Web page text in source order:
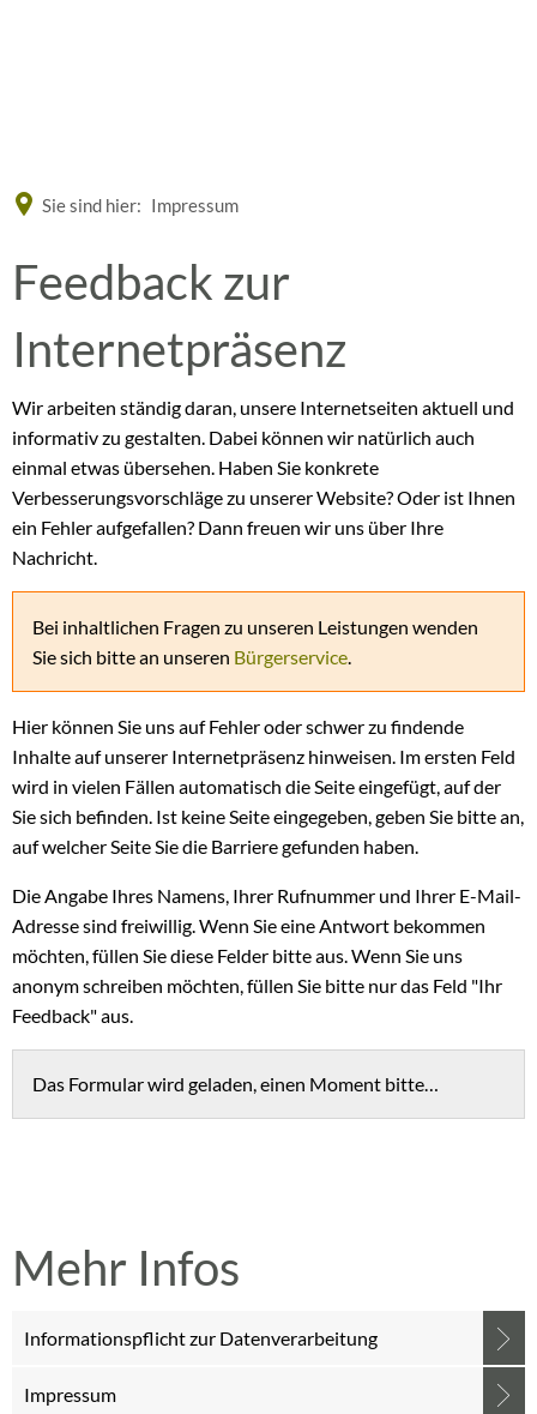
Sie sind hier: Impressum
Feedback
zur
Internetseite
Feedback zur
Internetpräsenz
Wir arbeiten ständig daran, unsere Internetseiten aktuell und
informativ zu gestalten. Dabei können wir natürlich auch
einmal etwas übersehen. Haben Sie konkrete
Verbesserungsvorschläge zu unserer Website? Oder ist Ihnen
ein Fehler aufgefallen? Dann freuen wir uns über Ihre
Nachricht.
Bei inhaltlichen Fragen zu unseren Leistungen wenden
Sie sich bitte an unseren Bürgerservice.
Hier können Sie uns auf Fehler oder schwer zu findende
Inhalte auf unserer Internetpräsenz hinweisen. Im ersten Feld
wird in vielen Fällen automatisch die Seite eingefügt, auf der
Sie sich befinden. Ist keine Seite eingegeben, geben Sie bitte an,
auf welcher Seite Sie die Barriere gefunden haben.
Die Angabe Ihres Namens, Ihrer Rufnummer und Ihrer E-Mail-
Adresse sind freiwillig. Wenn Sie eine Antwort bekommen
möchten, füllen Sie diese Felder bitte aus. Wenn Sie uns
anonym schreiben möchten, füllen Sie bitte nur das Feld "Ihr
Feedback" aus.
Das Formular wird geladen, einen Moment bitte…
Mehr Infos
Informationspflicht zur Datenverarbeitung
Impressum